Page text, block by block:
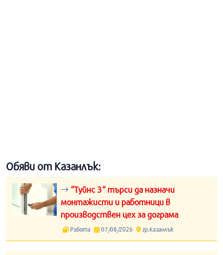
Обяви от Казанлък:
“Туйнс 3“ търси да назначи
монтажисти и работници в
производствен цех за дограма
Работа 07/08/2026 гр.Казанлък